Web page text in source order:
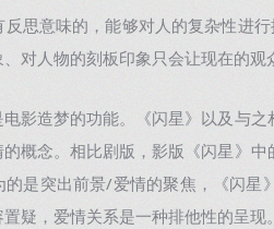
意味的，能够对人的复杂性进行
对人物的刻板印象只会让现在的观
造梦的功能。《闪星》以及与之
概念。相比剧版，影版《闪星》
的是突出前景/爱情的聚焦，《闪星
疑，爱情关系是一种排他性的呈现。